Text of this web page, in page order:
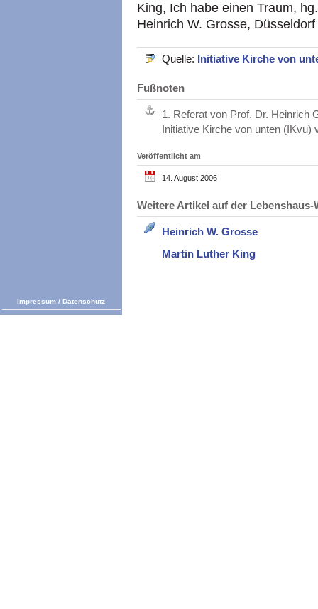
King, Ich habe einen Traum,
Heinrich W. Grosse,
Quelle: Initiative Kirche von
Fußnoten
1. Referat von Prof. Dr. Heinrich
Initiative Kirche von unten (IKvu)
Veröffentlicht am
14. August 2006
Weitere Artikel auf der
Heinrich W. Grosse
Martin Luther King
Impressum / Datenschutz